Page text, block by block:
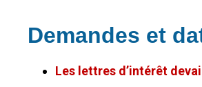
Demandes et
Les lettres d’intérêt